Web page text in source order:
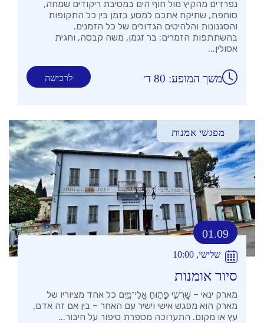
נפרדים מהקיץ מול חוף הים במסיבת ריקודים שמחה,
סוחפת, שתיקח אתכם למסע בזמן בין כל התקופות
והסגנונות והלהיטים הגדולים של כל הזמנים.
בהשתתפות הזמרים: בר זגמן, משה קבסה, וחגית
אסולין...
לרכישה משך המופע: 80 ד׳
מפגשי אמנות
01.09
שלישי, 10:00
סיור אומנות
מארק ינאי – שׇׁרְשִׁ֣י פָת֣וּחַ אֱלֵי־מָ֑יִם כל אחד מציוריו של
מארק הוא מפגש אישי וישיר עם האחר – בין אם זה אדם,
עץ או מקום. התערוכה מספרת סיפור על חיבור...